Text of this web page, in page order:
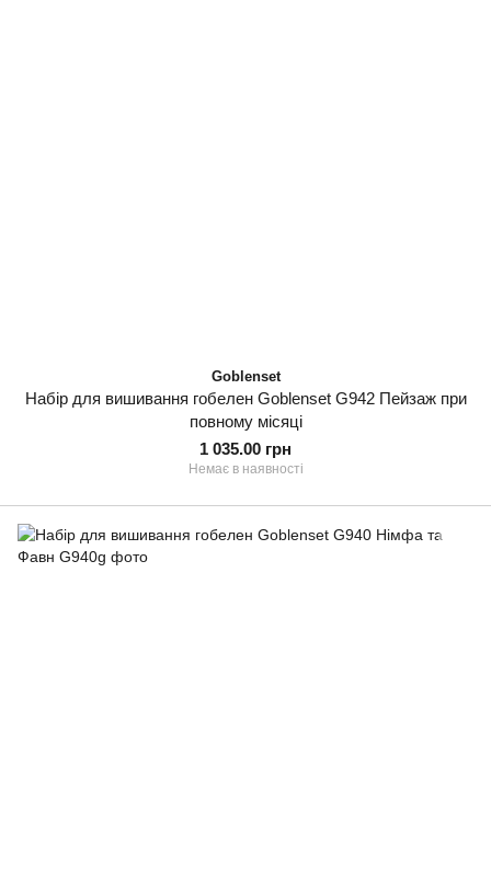
Goblenset
Набір для вишивання гобелен Goblenset G942 Пейзаж при
повному місяці
1 035.00 грн
Немає в наявності